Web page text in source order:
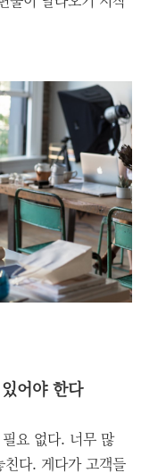
어야 한다
요 없다. 너무 많
다. 게다가 고객들